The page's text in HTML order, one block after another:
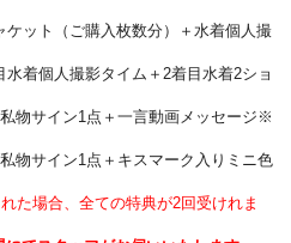
ット（ご購入枚数分）＋水着個人撮
着個人撮影タイム＋2着目水着2ショ
物サイン1点＋一言動画メッセージ※
物サイン1点＋キスマーク入りミニ色
た場合、全ての特典が2回受けれま